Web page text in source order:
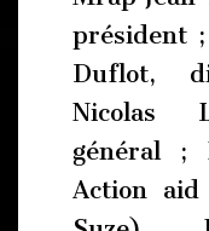
président
Duflot,
Nicolas
général ;
Action